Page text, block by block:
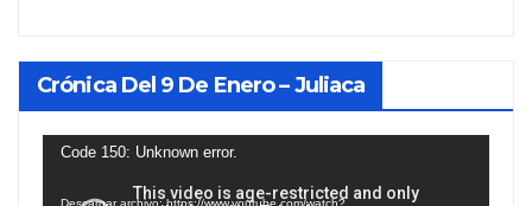
Crónica Del 9 De Enero – Juliaca
Reproductor
Code 150: Unknown error.
Descargar archivo: https://www.youtube.com/watch?